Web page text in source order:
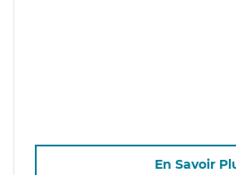
En Savoir